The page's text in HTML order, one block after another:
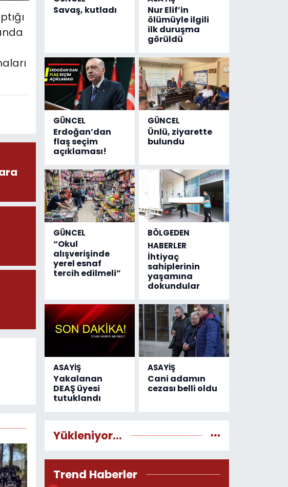
Savaş, kutladı
Nur Elif’in
ölümüyle ilgili
ilk duruşma
görüldü
GÜNCEL
Erdoğan’dan
flaş seçim
açıklaması!
GÜNCEL
Ünlü, ziyarette
bulundu
GÜNCEL
“Okul
alışverişinde
yerel esnaf
tercih edilmeli”
BÖLGEDEN
HABERLER
İhtiyaç
sahiplerinin
yaşamına
dokundular
ASAYİŞ
Yakalanan
DEAŞ üyesi
tutuklandı
ASAYİŞ
Cani adamın
cezası belli oldu
Yükleniyor...
Trend Haberler